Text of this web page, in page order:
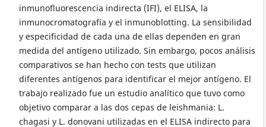
inmunofluorescencia indirecta (IFI), el ELISA, la
inmunocromatografía y el inmunoblotting. La sensibilidad
y especificidad de cada una de ellas dependen en gran
medida del antígeno utilizado. Sin embargo, pocos análisis
comparativos se han hecho con tests que utilizan
diferentes antígenos para identificar el mejor antígeno. El
trabajo realizado fue un estudio analítico que tuvo como
objetivo comparar a las dos cepas de leishmania: L.
chagasi y L. donovani utilizadas en el ELISA indirecto para